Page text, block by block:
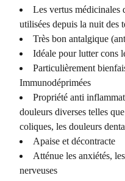
Les vertus médicinales
utilisées depuis la nuit des
Très bon antalgique
Idéale pour lutter cons
Particulièrement
Immunodéprimées
Propriété anti
douleurs diverses telles
coliques, les douleurs
Apaise et décontracte
Atténue les anxiétés,
nerveuses